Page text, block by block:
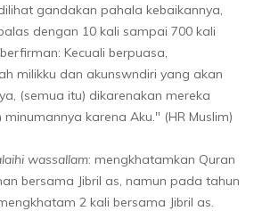
gandakan pahala kebaikannya,
dengan 10 kali sampai 700 kali
Kecuali berpuasa,
milikku dan akunswndiri yang akan
(semua itu) dikarenakan mereka
karena Aku." (HR Muslim)
wassallam: mengkhatamkan Quran
bersama Jibril as, namun pada tahun
2 kali bersama Jibril as.